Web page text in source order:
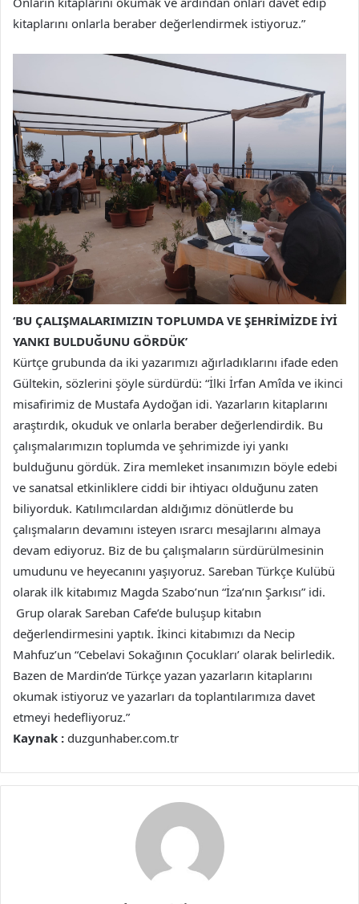
kitaplarını onlarla beraber değerlendirmek istiyoruz.”
‘BU ÇALIŞMALARIMIZIN TOPLUMDA VE ŞEHRİMİZDE İYİ
YANKI BULDUĞUNU GÖRDÜK’
Kürtçe grubunda da iki yazarımızı ağırladıklarını ifade eden
Gültekin, sözlerini şöyle sürdürdü: “İlki İrfan Amîda ve ikinci
misafirimiz de Mustafa Aydoğan idi. Yazarların kitaplarını
araştırdık, okuduk ve onlarla beraber değerlendirdik. Bu
çalışmalarımızın toplumda ve şehrimizde iyi yankı
bulduğunu gördük. Zira memleket insanımızın böyle edebi
ve sanatsal etkinliklere ciddi bir ihtiyacı olduğunu zaten
biliyorduk. Katılımcılardan aldığımız dönütlerde bu
çalışmaların devamını isteyen ısrarcı mesajlarını almaya
devam ediyoruz. Biz de bu çalışmaların sürdürülmesinin
umudunu ve heyecanını yaşıyoruz. Sareban Türkçe Kulübü
olarak ilk kitabımız Magda Szabo’nun “İza’nın Şarkısı” idi.
Grup olarak Sareban Cafe’de buluşup kitabın
değerlendirmesini yaptık. İkinci kitabımızı da Necip
Mahfuz’un “Cebelavi Sokağının Çocukları’ olarak belirledik.
Bazen de Mardin’de Türkçe yazan yazarların kitaplarını
okumak istiyoruz ve yazarları da toplantılarımıza davet
etmeyi hedefliyoruz.”
Kaynak : duzgunhaber.com.tr